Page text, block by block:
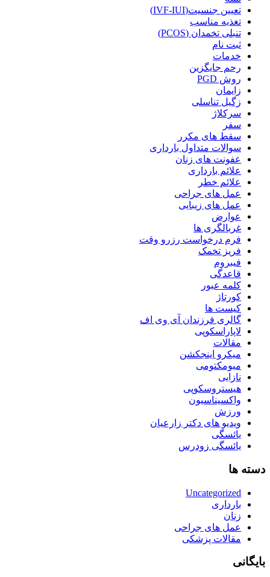
تعیین جنسیت(IVF-IUI)
تغذیه مناسب
تنبلی تخمدان (PCOS)
ثبت نام
خدمات
رحم جایگزین
روش PGD
زایمان
زگیل تناسلی
سرکلاژ
سفر
سقط های مکرر
سوالات متداول بارداری
عفونت های زنان
علائم بارداری
علائم خطر
عمل های جراحی
عمل های زیبایی
عوارض
غربالگری ها
فرم درخواست رزرو وقت
فریز تخمک
فیبروم
قاعدگی
کلمه عبور
کورتاژ
کیست ها
گالری فرزندان آی وی اف
لاپاراسکوپی
مقالات
میکرو اینجکشن
میومکتومی
نازایی
هیستروسکوپی
واکسیناسیون
ورزش
ویدیو های دکتر زارعیان
یائسگی
یائسگی زودرس
دسته ها
Uncategorized
بارداری
زنان
عمل های جراحی
مقالات پزشکی
بایگانی